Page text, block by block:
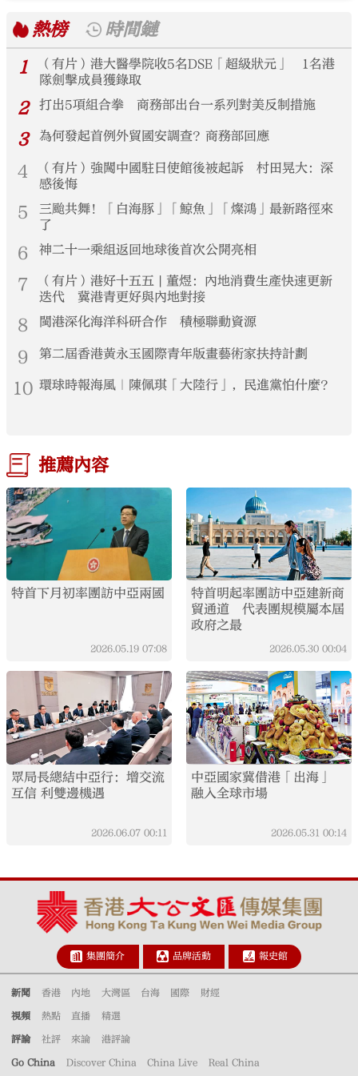
熱榜
時間鏈
1
（有片）港大醫學院收5名DSE「超級狀元」 1名港
隊劍擊成員獲錄取
2 打出5項組合拳 商務部出台一系列對美反制措施
3 為何發起首例外貿國安調查？商務部回應
4
（有片）強闖中國駐日使館後被起訴 村田晃大：深
感後悔
5
三颱共舞！「白海豚」「鯨魚」「燦鴻」最新路徑來
了
6 神二十一乘組返回地球後首次公開亮相
7
（有片）港好十五五 | 董煜：內地消費生產快速更新
迭代 冀港青更好與內地對接
8 閩港深化海洋科研合作 積極聯動資源
9 第二屆香港黃永玉國際青年版畫藝術家扶持計劃
10 環球時報海風｜陳佩琪「大陸行」，民進黨怕什麼？
推薦內容
特首下月初率團訪中亞兩國
2026.05.19 07:08
特首明起率團訪中亞建新商
貿通道 代表團規模屬本屆
政府之最
2026.05.30 00:04
眾局長總結中亞行：增交流
互信 利雙邊機遇
2026.06.07 00:11
中亞國家冀借港「出海」
融入全球市場
2026.05.31 00:14
集團簡介 品牌活動 報史館
新聞 香港 內地 大灣區 台海 國際 財經
視頻 熱點 直播 精選
評論 社評 來論 港評論
Go China Discover China China Live Real China